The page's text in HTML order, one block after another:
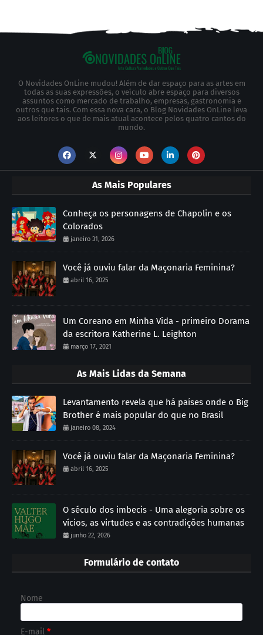
O Novidades OnLine mudou! Além de dar espaço para as artes em
todas as suas expressões, o veículo abre espaço para diversos
assuntos como mercado de trabalho, empresas, gastronomia e
outros que tais. Com essa nova cara, o Blog Novidades OnLine leva
aos leitores o que de mais atual acontece pelos quatro cantos do
mundo.
As Mais Populares
Conheça os personagens de Chapolin e os
Colorados
janeiro 31, 2026
Você já ouviu falar da Maçonaria Feminina?
abril 16, 2025
Um Coreano em Minha Vida - primeiro Dorama
da escritora Katherine L. Leighton
março 17, 2021
As Mais Lidas da Semana
Levantamento revela que há países onde o Big
Brother é mais popular do que no Brasil
janeiro 08, 2024
Você já ouviu falar da Maçonaria Feminina?
abril 16, 2025
O século dos imbecis - Uma alegoria sobre os
vícios, as virtudes e as contradições humanas
junho 22, 2026
Formulário de contato
Nome
E-mail *